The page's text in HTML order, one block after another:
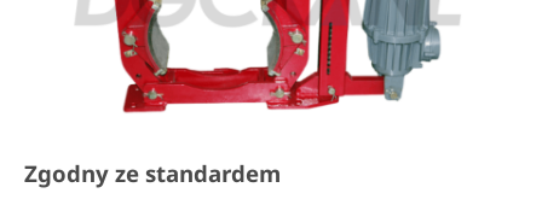
Zgodny ze standardem